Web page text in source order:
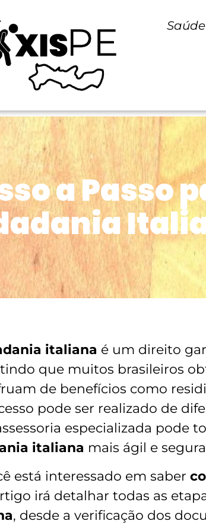
Saúde
a Passo
italiana é um direito
que muitos brasileiros
de benefícios como
pode ser realizado de
especializada pode
italiana mais ágil e
está interessado em saber
irá detalhar todas as
, desde a verificação dos